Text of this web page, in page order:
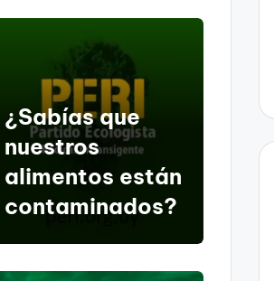
¿Sabías que
nuestros
alimentos están
contaminados?